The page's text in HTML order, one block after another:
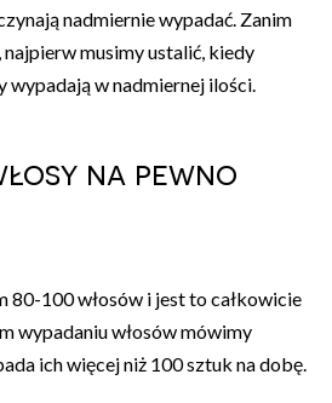
nadmiernie wypadać. Zanim
musimy ustalić, kiedy
wypadają w nadmiernej ilości.
na pewno
80-100 włosów i jest to całkowicie
wypadaniu włosów mówimy
ich więcej niż 100 sztuk na dobę.